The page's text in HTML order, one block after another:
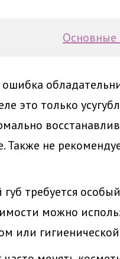
Основные
это только
Также не
требуется
можно
или